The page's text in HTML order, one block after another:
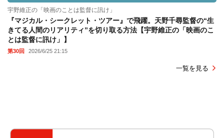
宇野維正の「映画のことは監督に訊け」
『マジカル・シークレット・ツアー』で飛躍。天野千尋監督の“生
きてる人間のリアリティ”を切り取る方法【宇野維正の「映画のこ
とは監督に訊け」】
第30回 2026/6/25 21:15
一覧を見る